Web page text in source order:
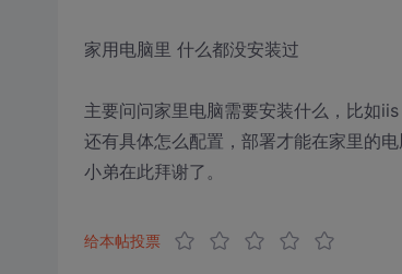
家用电脑里 什么都没安装过
主要问问家里电脑需要安装什么，比如
还有具体怎么配置，部署才能在家里的电
小弟在此拜谢了。
给本帖投票